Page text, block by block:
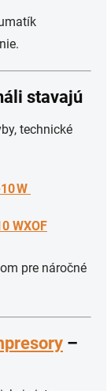
stavajú
technické
W
WXOF
pre náročné
–